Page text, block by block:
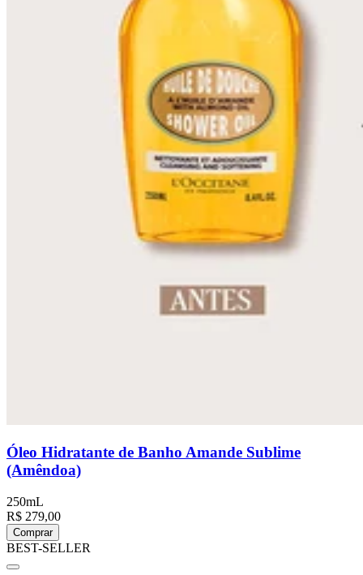
Óleo Hidratante de Banho Amande Sublime
(Amêndoa)
250mL
R$ 279,00
Comprar
BEST-SELLER